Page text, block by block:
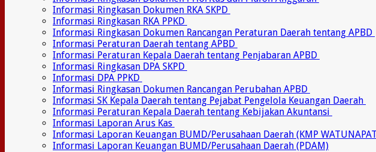
Informasi Ringkasan Dokumen RKA SKPD
Informasi Ringkasan RKA PPKD
Informasi Ringkasan Dokumen Rancangan Peraturan Daerah tentang APBD
Informasi Peraturan Daerah tentang APBD
Informasi Peraturan Kepala Daerah tentang Penjabaran APBD
Informasi Ringkasan DPA SKPD
Informasi DPA PPKD
Informasi Ringkasan Dokumen Rancangan Perubahan APBD
Informasi SK Kepala Daerah tentang Pejabat Pengelola Keuangan Daerah
Informasi Peraturan Kepala Daerah tentang Kebijakan Akuntansi
Informasi Laporan Arus Kas
Informasi Laporan Keuangan BUMD/Perusahaan Daerah (KMP
Informasi Laporan Keuangan BUMD/Perusahaan Daerah (PDAM)